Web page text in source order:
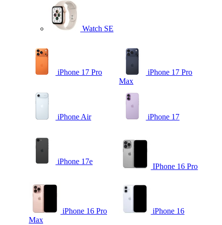
Watch SE
iPhone 17 Pro
iPhone 17 Pro
Max
iPhone Air iPhone 17
iPhone 17e
IPhone 16 Pro
iPhone 16 Pro
Max
iPhone 16